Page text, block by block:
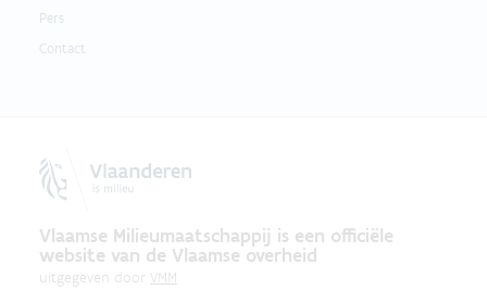
Pers
Contact
Vlaamse Milieumaatschappij is een officiële
website van de Vlaamse overheid
uitgegeven door VMM